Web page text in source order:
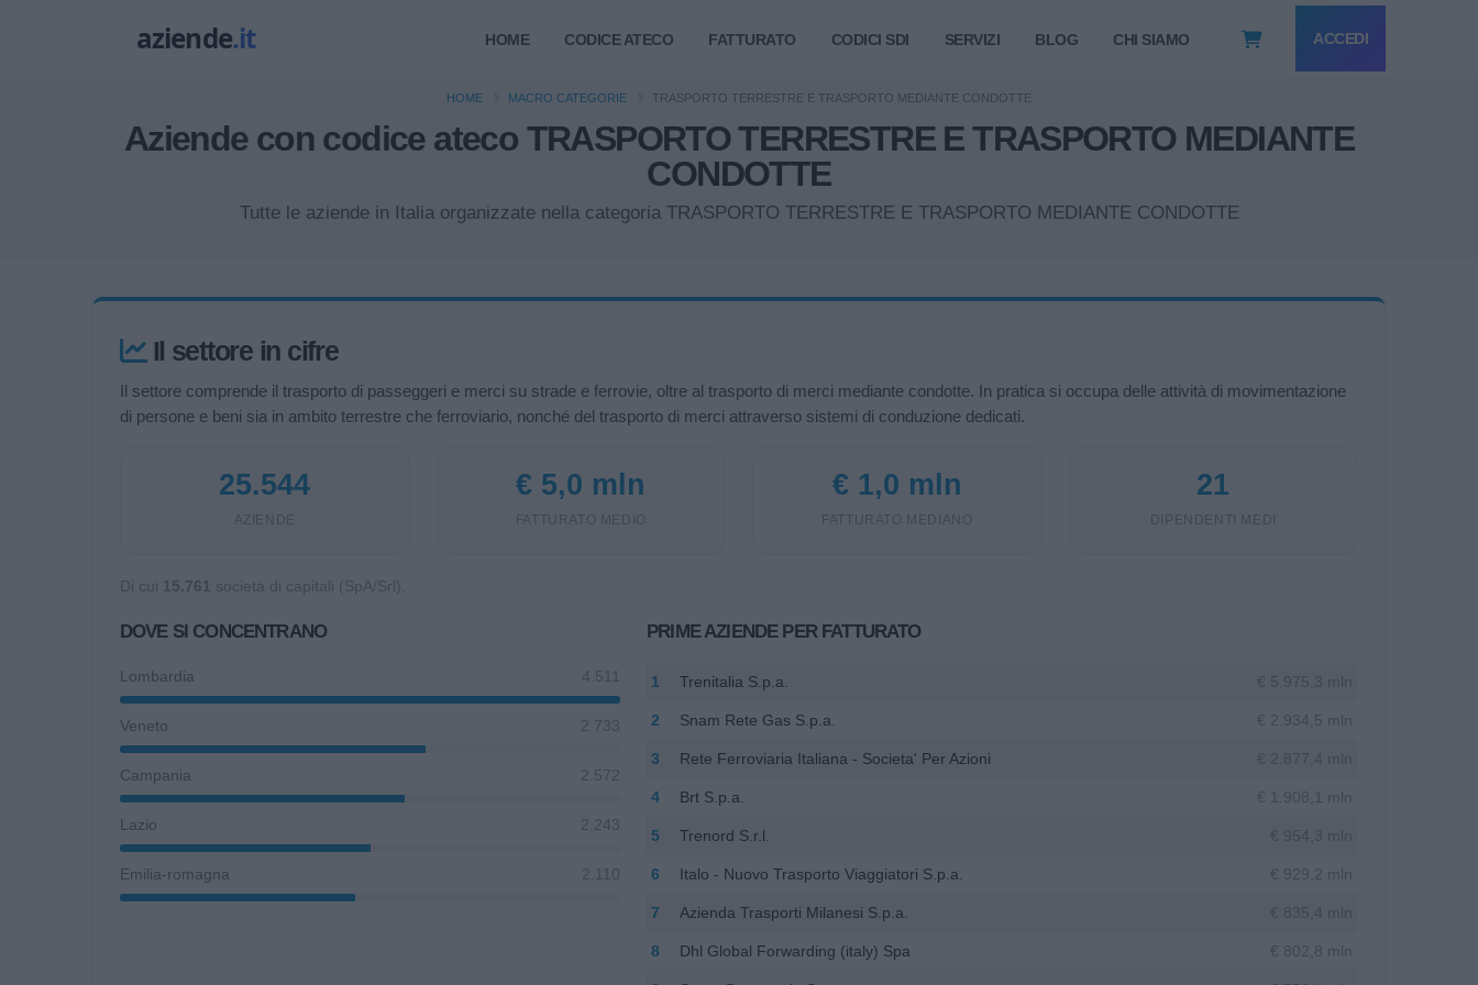
HOME CODICE ATECO FATTURATO CODICI SDI SERVIZI BLOG CHI SIAMO ACCEDI
Aziende con codice ateco TRASPORTO TERRESTRE E TRASPORTO MEDIANTE
CONDOTTE
Tutte le aziende in Italia organizzate nella categoria TRASPORTO TERRESTRE E TRASPORTO MEDIANTE CONDOTTE
HOME MACRO CATEGORIE TRASPORTO TERRESTRE E TRASPORTO MEDIANTE CONDOTTE
Il settore in cifre
Il settore comprende il trasporto di passeggeri e merci su strade e ferrovie, oltre al trasporto di merci mediante condotte. In pratica si occupa delle attività di movimentazione
di persone e beni sia in ambito terrestre che ferroviario, nonché del trasporto di merci attraverso sistemi di conduzione dedicati.
25.544
AZIENDE
€ 5,0 mln
FATTURATO MEDIO
€ 1,0 mln
FATTURATO MEDIANO
21
DIPENDENTI MEDI
Di cui 15.761 società di capitali (SpA/Srl).
DOVE SI CONCENTRANO
Lombardia 4.511
Veneto 2.733
Campania 2.572
Lazio 2.243
Emilia-romagna 2.110
PRIME AZIENDE PER FATTURATO
1 Trenitalia S.p.a.
2 Snam Rete Gas S.p.a. € 2.934,5 mln
3 Rete Ferroviaria Italiana - Societa' Per Azioni
4 Brt S.p.a. € 1.908,1 mln
5 Trenord S.r.l.
6 Italo - Nuovo Trasporto Viaggiatori S.p.a. € 929,2 mln
7 Azienda Trasporti Milanesi S.p.a.
8 Dhl Global Forwarding (italy) Spa € 802,8 mln